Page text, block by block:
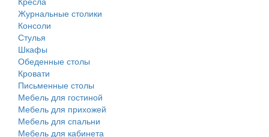
Журнальные столики
Консоли
Стулья
Шкафы
Обеденные столы
Кровати
Письменные столы
Мебель для гостиной
Мебель для прихожей
Мебель для спальни
Мебель для кабинета